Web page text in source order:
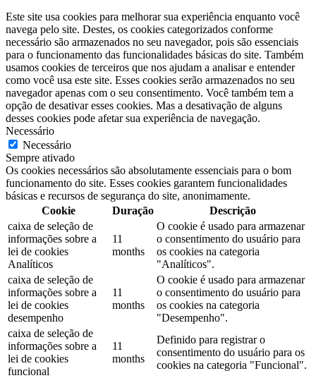
Este site usa cookies para melhorar sua experiência enquanto você
navega pelo site. Destes, os cookies categorizados conforme
necessário são armazenados no seu navegador, pois são essenciais
para o funcionamento das funcionalidades básicas do site. Também
usamos cookies de terceiros que nos ajudam a analisar e entender
como você usa este site. Esses cookies serão armazenados no seu
navegador apenas com o seu consentimento. Você também tem a
opção de desativar esses cookies. Mas a desativação de alguns
desses cookies pode afetar sua experiência de navegação.
Necessário
Necessário
Sempre ativado
Os cookies necessários são absolutamente essenciais para o bom
funcionamento do site. Esses cookies garantem funcionalidades
básicas e recursos de segurança do site, anonimamente.
Cookie
Duração
Descrição
caixa de seleção de
informações sobre a
lei de cookies
Analíticos
11
months
O cookie é usado para armazenar
o consentimento do usuário para
os cookies na categoria
"Analíticos".
caixa de seleção de
informações sobre a
lei de cookies
desempenho
11
months
O cookie é usado para armazenar
o consentimento do usuário para
os cookies na categoria
"Desempenho".
caixa de seleção de
informações sobre a
lei de cookies
funcional
11
months
Definido para registrar o
consentimento do usuário para os
cookies na categoria "Funcional".